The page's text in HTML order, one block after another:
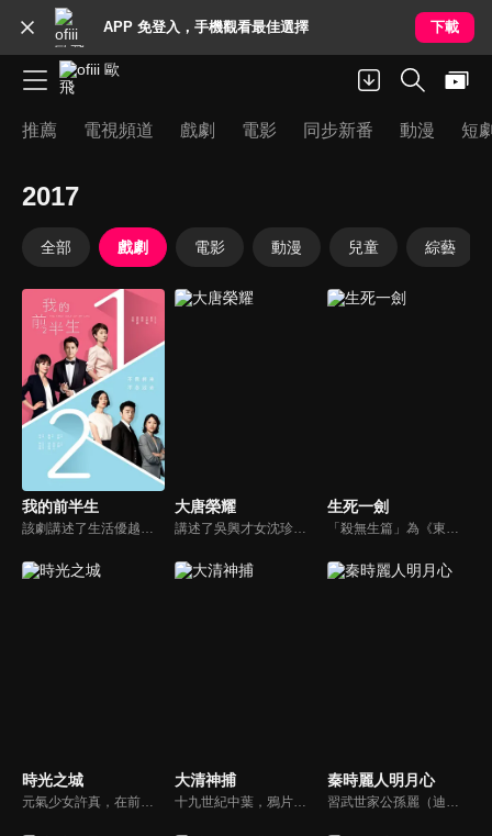
APP 免登入，手機觀看最佳選擇 下載
推薦 電視頻道 戲劇 電影 同步新番 動漫 短
2017
全部 戲劇 電影 動漫 兒童 綜藝
我的前半生
該劇講述了生活優越安逸的全職太太羅子君與丈夫陳俊生離婚後一切歸零，在閨蜜唐晶及其男友賀涵的幫助下打破困境，進入職場，在自我成長中走向人生下一程的故事。
大唐榮耀
講述了吳興才女沈珍珠在經歷血海深仇、深宮爭鬥、安史之亂後與廣平王李俶不離不棄，始終堅守家國大義的故事。
生死一劍
「殺無生篇」為《東離劍遊紀》的前傳故事。以凜雪鴉性命為目標、執拗追殺著他的殺無生，過去與凜雪鴉的一段因緣將在故事中揭明。「殤不患篇」為虛淵玄親自執筆撰寫的《東離劍遊紀》後傳故事。大戰後，東離再度恢復和平。繼續著旅程的殤不患，來到了一家冷清的客棧酒館。在那裡，他遇上了一個男人...
時光之城 大清神捕
十九世紀中葉，鴉片戰爭後中國近代史正式拉開帷幕，時值清廷內憂外患，而此時的南方陽城，一起聳人聽聞的剝皮案，更是引起各方勢力的蠢蠢欲動。陽城縣熱血捕快白雪晴的查案之路被縣長何玉庭阻攔，卻意外和暗訪的四阿哥發現人皮案的後面涉及到關係着大清命運的閻王寶藏，兩人尋寶之路正式展開...
秦時麗人明月心